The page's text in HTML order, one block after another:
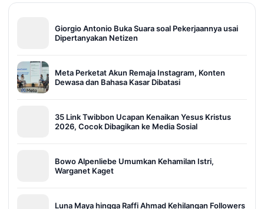
Giorgio Antonio Buka Suara soal Pekerjaannya usai
Dipertanyakan Netizen
Meta Perketat Akun Remaja Instagram, Konten
Dewasa dan Bahasa Kasar Dibatasi
35 Link Twibbon Ucapan Kenaikan Yesus Kristus
2026, Cocok Dibagikan ke Media Sosial
Bowo Alpenliebe Umumkan Kehamilan Istri,
Warganet Kaget
Luna Maya hingga Raffi Ahmad Kehilangan Followers